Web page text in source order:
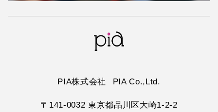
PIA株式会社 PIA Co.,Ltd.
〒141-0032 東京都品川区大崎1-2-2